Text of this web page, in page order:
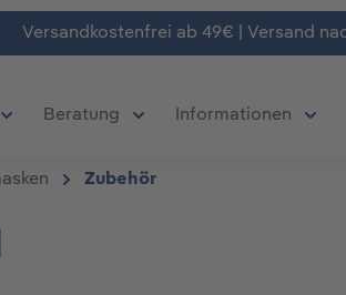
Versandkostenfrei ab 49€ | Versand
das Dropdown der Kategorie
Öffne oder Schließe das Dropdown der
Beratung Informationen
Zubehör